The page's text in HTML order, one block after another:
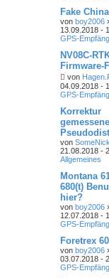
Fake
von boy2006
13.09.2018 -
GPS-
NV08C-
Firmware-
von
04.09.2018 -
GPS-
Korrektur
von SomeNick
21.08.2018 -
Allgemeines
Montana
680(t)
hier?
von boy2006
12.07.2018 -
GPS-
Foretrex
von boy2006
03.07.2018 -
GPS-